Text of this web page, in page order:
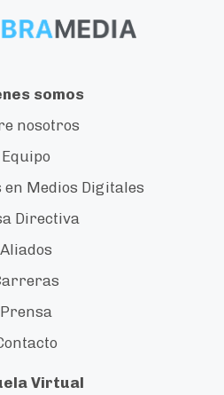
somos
nosotros
Equipo
en Medios Digitales
Directiva
Aliados
Prensa
Virtual